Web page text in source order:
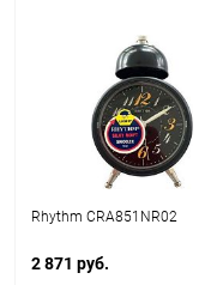
Rhythm CRA851NR02
2 871 руб.